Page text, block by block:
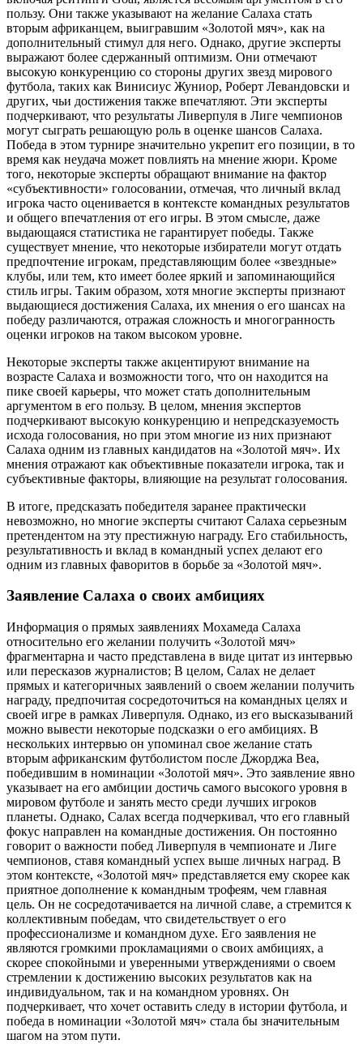
пользу. Они также указывают на желание Салаха стать
вторым африканцем, выигравшим «Золотой мяч», как на
дополнительный стимул для него. Однако, другие эксперты
выражают более сдержанный оптимизм. Они отмечают
высокую конкуренцию со стороны других звезд мирового
футбола, таких как Винисиус Жуниор, Роберт Левандовски и
других, чьи достижения также впечатляют. Эти эксперты
подчеркивают, что результаты Ливерпуля в Лиге чемпионов
могут сыграть решающую роль в оценке шансов Салаха.
Победа в этом турнире значительно укрепит его позиции, в то
время как неудача может повлиять на мнение жюри. Кроме
того, некоторые эксперты обращают внимание на фактор
«субъективности» голосовании, отмечая, что личный вклад
игрока часто оценивается в контексте командных результатов
и общего впечатления от его игры. В этом смысле, даже
выдающаяся статистика не гарантирует победы. Также
существует мнение, что некоторые избиратели могут отдать
предпочтение игрокам, представляющим более «звездные»
клубы, или тем, кто имеет более яркий и запоминающийся
стиль игры. Таким образом, хотя многие эксперты признают
выдающиеся достижения Салаха, их мнения о его шансах на
победу различаются, отражая сложность и многогранность
оценки игроков на таком высоком уровне.
Некоторые эксперты также акцентируют внимание на
возрасте Салаха и возможности того, что он находится на
пике своей карьеры, что может стать дополнительным
аргументом в его пользу. В целом, мнения экспертов
подчеркивают высокую конкуренцию и непредсказуемость
исхода голосования, но при этом многие из них признают
Салаха одним из главных кандидатов на «Золотой мяч». Их
мнения отражают как объективные показатели игрока, так и
субъективные факторы, влияющие на результат голосования.
В итоге, предсказать победителя заранее практически
невозможно, но многие эксперты считают Салаха серьезным
претендентом на эту престижную награду. Его стабильность,
результативность и вклад в командный успех делают его
одним из главных фаворитов в борьбе за «Золотой мяч».
Заявление Салаха о своих амбициях
Информация о прямых заявлениях Мохамеда Салаха
относительно его желании получить «Золотой мяч»
фрагментарна и часто представлена в виде цитат из интервью
или пересказов журналистов; В целом, Салах не делает
прямых и категоричных заявлений о своем желании получить
награду, предпочитая сосредоточиться на командных целях и
своей игре в рамках Ливерпуля. Однако, из его высказываний
можно вывести некоторые подсказки о его амбициях. В
нескольких интервью он упоминал свое желание стать
вторым африканским футболистом после Джорджа Веа,
победившим в номинации «Золотой мяч». Это заявление явно
указывает на его амбиции достичь самого высокого уровня в
мировом футболе и занять место среди лучших игроков
планеты. Однако, Салах всегда подчеркивал, что его главный
фокус направлен на командные достижения. Он постоянно
говорит о важности побед Ливерпуля в чемпионате и Лиге
чемпионов, ставя командный успех выше личных наград. В
этом контексте, «Золотой мяч» представляется ему скорее как
приятное дополнение к командным трофеям, чем главная
цель. Он не сосредотачивается на личной славе, а стремится к
коллективным победам, что свидетельствует о его
профессионализме и командном духе. Его заявления не
являются громкими прокламациями о своих амбициях, а
скорее спокойными и уверенными утверждениями о своем
стремлении к достижению высоких результатов как на
индивидуальном, так и на командном уровнях. Он
подчеркивает, что хочет оставить следу в истории футбола, и
победа в номинации «Золотой мяч» стала бы значительным
шагом на этом пути.